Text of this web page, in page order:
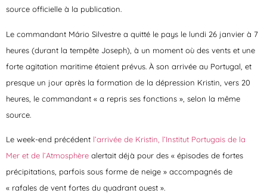
source officielle à la publication.
Le commandant Mário Silvestre a quitté le pays le lundi 26 janvier à 7
heures (durant la tempête Joseph), à un moment où des vents et une
forte agitation maritime étaient prévus. À son arrivée au Portugal, et
presque un jour après la formation de la dépression Kristin, vers 20
heures, le commandant « a repris ses fonctions », selon la même
source.
Le week-end précédent l’arrivée de Kristin, l’Institut Portugais de la
Mer et de l’Atmosphère alertait déjà pour des « épisodes de fortes
précipitations, parfois sous forme de neige » accompagnés de
« rafales de vent fortes du quadrant ouest ».